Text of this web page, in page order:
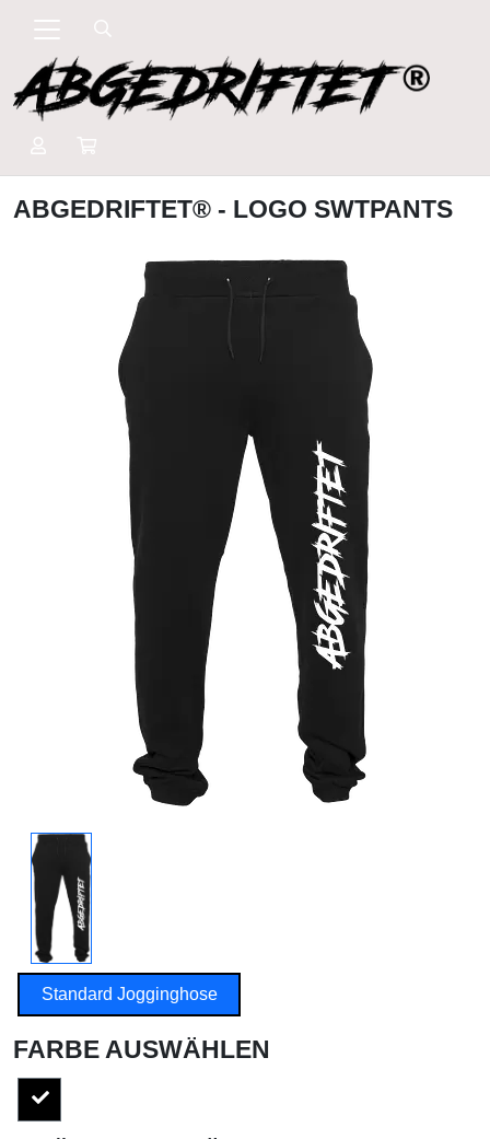
ABGEDRIFTET® - LOGO SWTPANTS
Standard Jogginghose
FARBE AUSWÄHLEN